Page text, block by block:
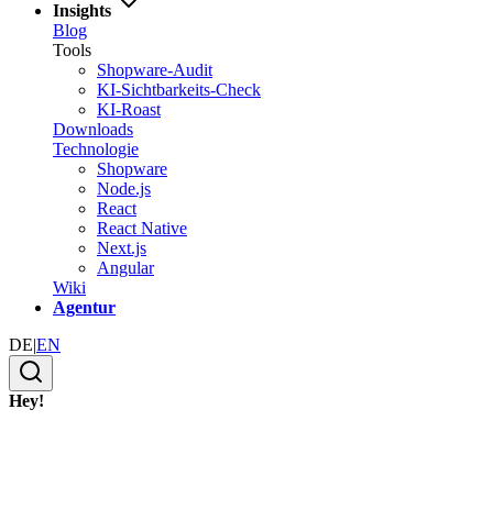
Insights
Blog
Tools
Shopware-Audit
KI-Sichtbarkeits-Check
KI-Roast
Downloads
Technologie
Shopware
Node.js
React
React Native
Next.js
Angular
Wiki
Agentur
DE|EN
Hey!